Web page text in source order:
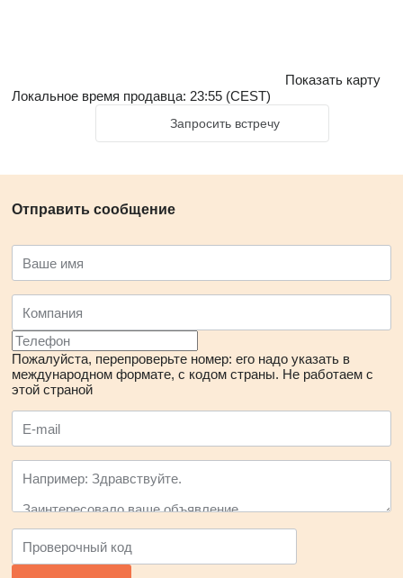
Показать карту
Локальное время продавца: 23:55 (CEST)
Запросить встречу
Отправить сообщение
Пожалуйста, перепроверьте номер: его надо указать в
международном формате, с кодом страны. Не работаем с
этой страной